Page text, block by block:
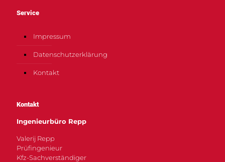
Service
Impressum
Datenschutzerklärung
Kontakt
Kontakt
Ingenieurbüro Repp
Valerij Repp
Prüfingenieur
Kfz-Sachverständiger